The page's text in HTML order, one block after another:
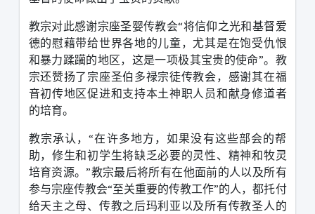
教宗对此感谢宗座圣婴传教会“将信仰之光和基督爱
德的慰藉带给世界各地的儿童，尤其是在饱受仇恨
和暴力蹂躏的地区，这是一项极其宝贵的使命”。教
宗还赞扬了宗座圣伯多禄宗徒传教会，感谢其在福
音初传地区促进和支持本土神职人员和献身修道者
的培育。
教宗承认，“在许多地方，如果没有这些部会的帮
助，修生和初学生将缺乏必要的灵性、精神和牧灵
培育资源。”教宗最后将所有在他面前的人以及所有
参与宗座传教会“至关重要的传教工作”的人，都托付
给天主之母、传教之后玛利亚以及所有传教圣人的